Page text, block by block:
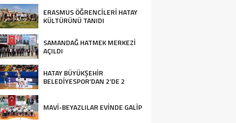
ERASMUS ÖĞRENCİLERİ HATAY
KÜLTÜRÜNÜ TANIDI
SAMANDAĞ HATMEK MERKEZİ
AÇILDI
HATAY BÜYÜKŞEHİR
BELEDİYESPOR’DAN 2’DE 2
MAVİ-BEYAZLILAR EVİNDE GALİP